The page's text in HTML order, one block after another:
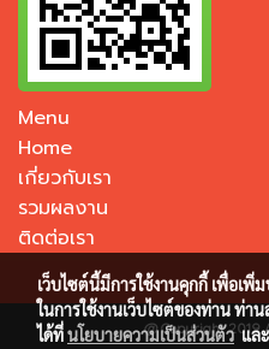
Menu
Home
เกี่ยวกับเรา
รวมผลงาน
ติดต่อเรา
@ Copyright 2019
เว็บไซต์นี้มีการใช้งานคุกกี้ เพื่อเ
ในการใช้งานเว็บไซต์ของท่าน ท่า
ได้ที่นโยบายความเป็นส่วนตัวแล